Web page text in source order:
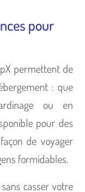
pour
permettent de
: que
ou en
pour des
de voyager
formidables.
casser votre